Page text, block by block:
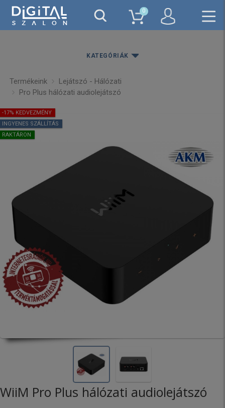
0
KATEGÓRIÁK
Termékeink
Lejátszó - Hálózati
Pro Plus hálózati audiolejátszó
-17% KEDVEZMÉNY
INGYENES SZÁLLÍTÁS
RAKTÁRON
WiiM Pro Plus hálózati audiolejátszó